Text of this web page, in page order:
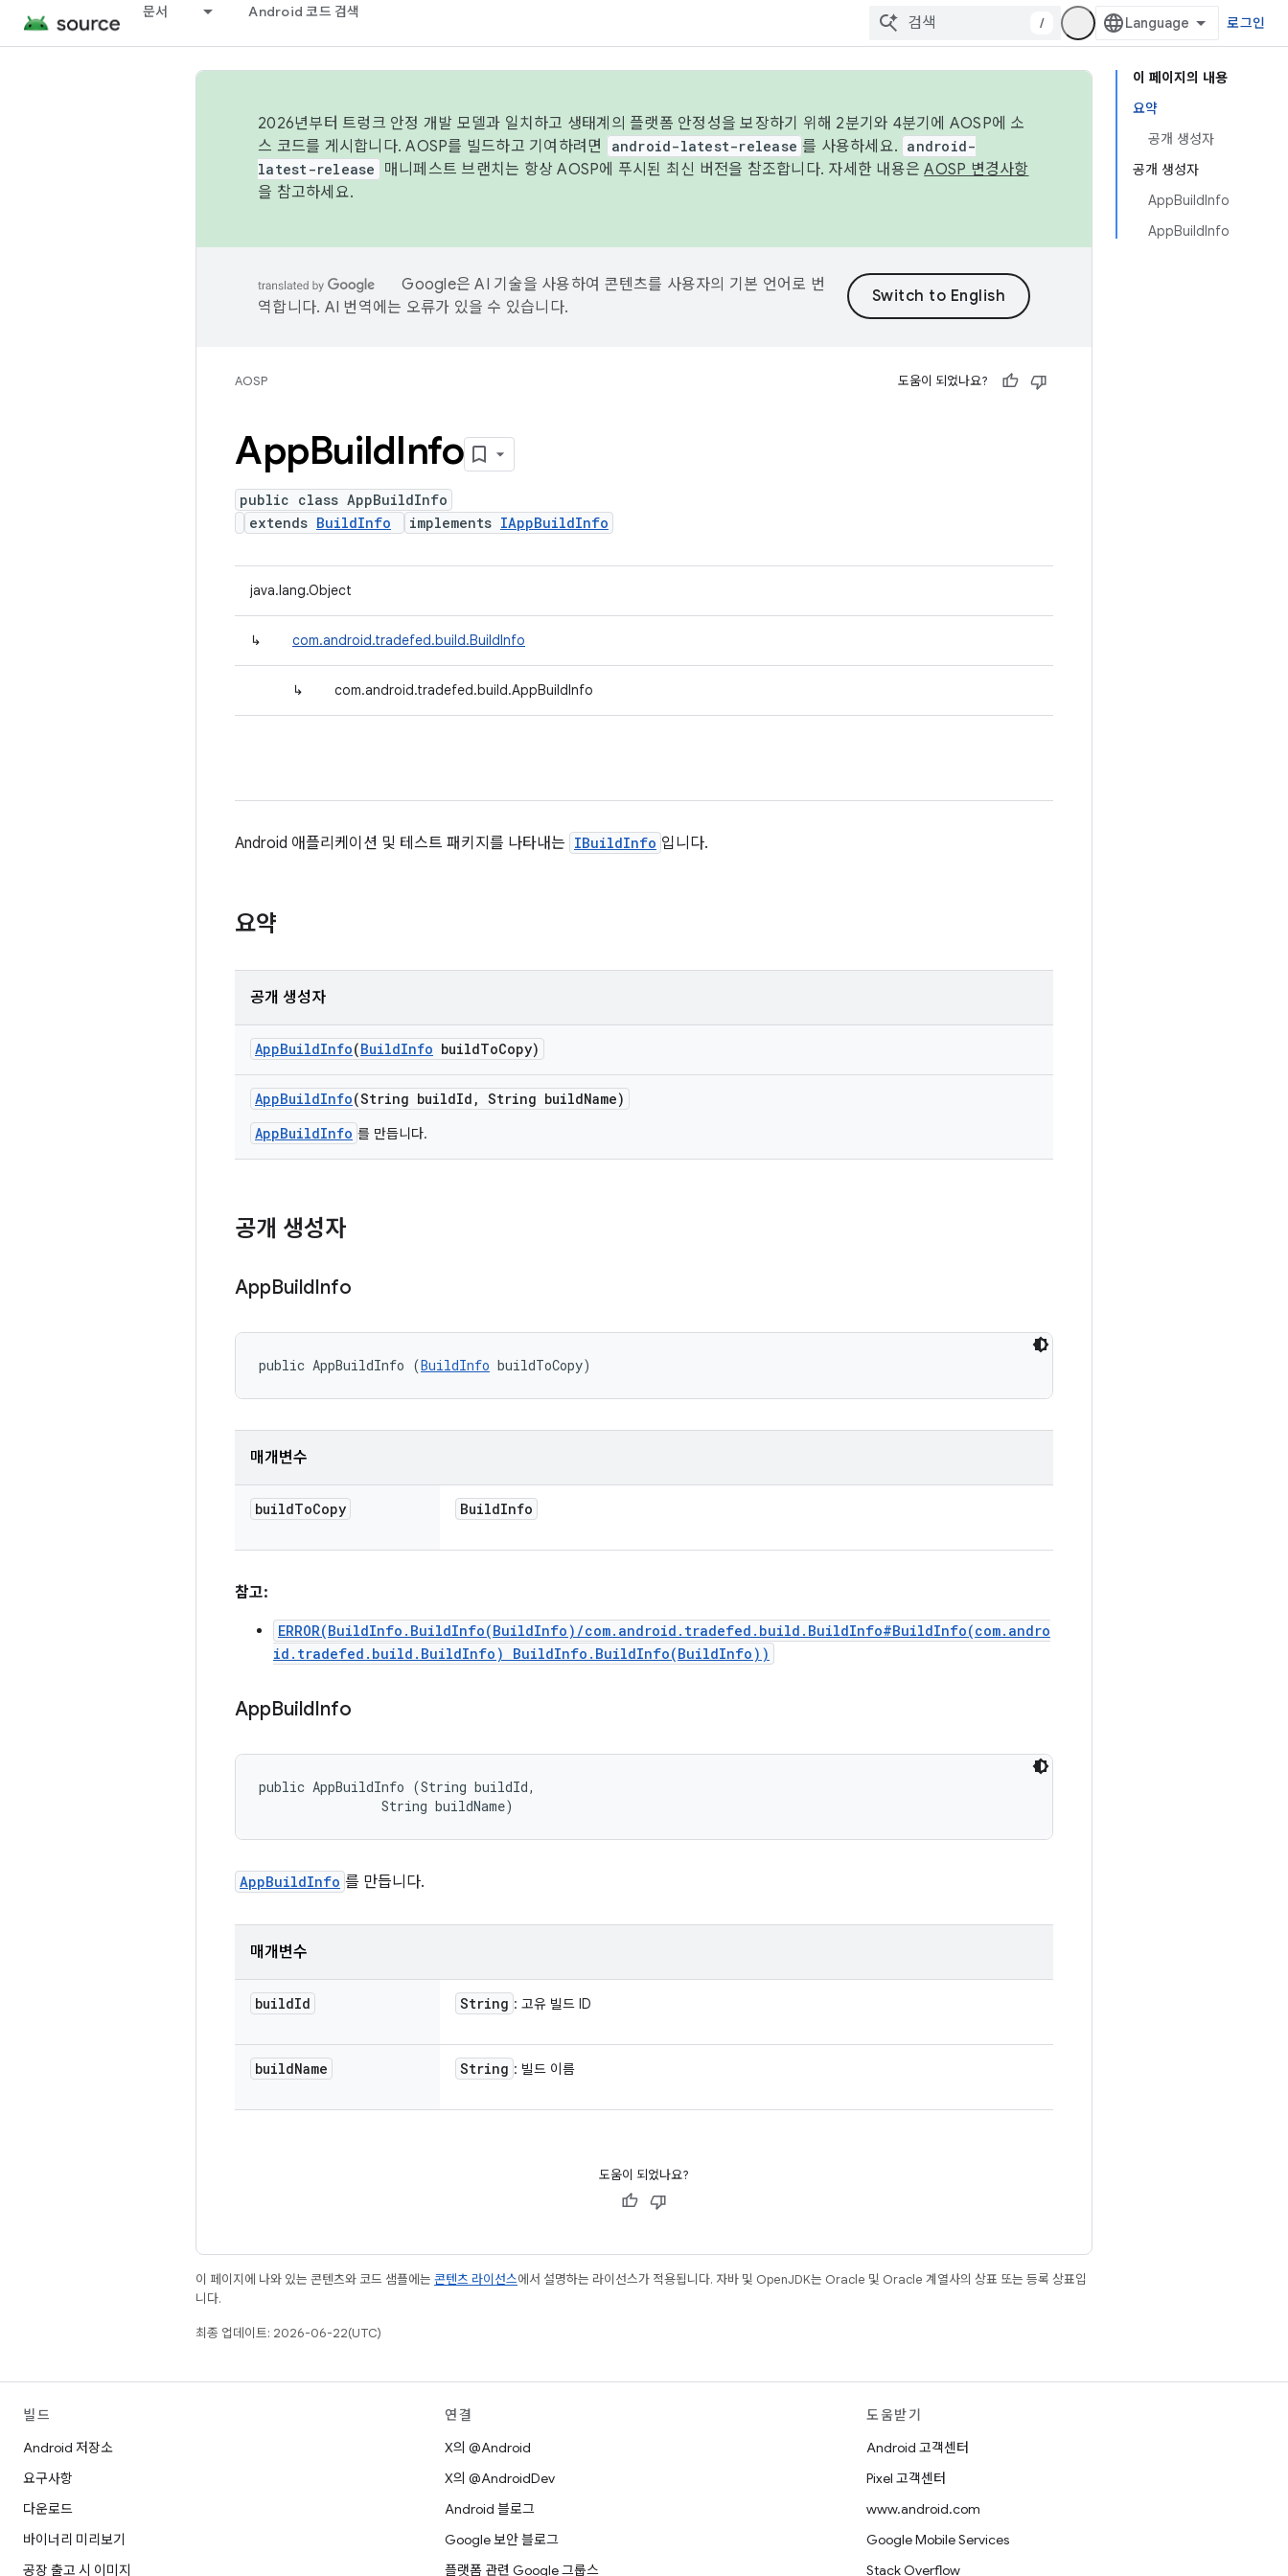
문서 Android 코드 검색
/ 로그인
이 페이지의 내용
요약
공개 생성자
공개 생성자
AppBuildInfo
AppBuildInfo
2026년부터 트렁크 안정 개발 모델과 일치하고 생태계의 플랫폼 안정성을 보장하기 위해 2분기와 4분기에 AOSP에 소
스 코드를 게시합니다. AOSP를 빌드하고 기여하려면
android-latest-release 를 사용하세요. android-
latest-release
매니페스트 브랜치는 항상 AOSP에 푸시된 최신 버전을 참조합니다. 자세한 내용은AOSP 변경사항
을 참고하세요.
Google은 AI 기술을 사용하여 콘텐츠를 사용자의 기본 언어로 번
역합니다. AI 번역에는 오류가 있을 수 있습니다.
AOSP 도움이 되었나요?
AppBuildInfo
public class AppBuildInfo
extends BuildInfo implements IAppBuildInfo
java.lang.Object
↳ com.android.tradefed.build.BuildInfo
↳ com.android.tradefed.build.AppBuildInfo
Android 애플리케이션 및 테스트 패키지를 나타내는 IBuildInfo 입니다.
요약
공개 생성자
AppBuildInfo(BuildInfo buildToCopy)
AppBuildInfo(String buildId , String buildName)
AppBuildInfo 를 만듭니다.
공개 생성자
AppBuildInfo
public AppBuildInfo (BuildInfo buildToCopy)
매개변수
buildToCopy BuildInfo
참고:
ERROR(BuildInfo.BuildInfo(BuildInfo)/com.android.tradefed.build.BuildInfo#BuildInfo(com.andro
id.tradefed.build.BuildInfo) BuildInfo.BuildInfo(BuildInfo))
AppBuildInfo
public AppBuildInfo (String buildId,
                String buildName)
AppBuildInfo 를 만듭니다.
매개변수
buildId String : 고유 빌드 ID
buildName String : 빌드 이름
도움이 되었나요?
이 페이지에 나와 있는 콘텐츠와 코드 샘플에는 콘텐츠 라이선스에서 설명하는 라이선스가 적용됩니다. 자바 및 OpenJDK는 Oracle 및 Oracle 계열사의 상표 또는 등록 상표입
니다.
최종 업데이트: 2026-06-22(UTC)
빌드
Android 저장소
요구사항
다운로드
바이너리 미리보기
공장 출고 시 이미지
연결
X의 @Android
X의 @AndroidDev
Android 블로그
Google 보안 블로그
플랫폼 관련 Google 그룹스
도움받기
Android 고객센터
Pixel 고객센터
www.android.com
Google Mobile Services
Stack Overflow